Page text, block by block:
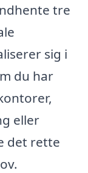
tre
sig i
du har
eller
det rette